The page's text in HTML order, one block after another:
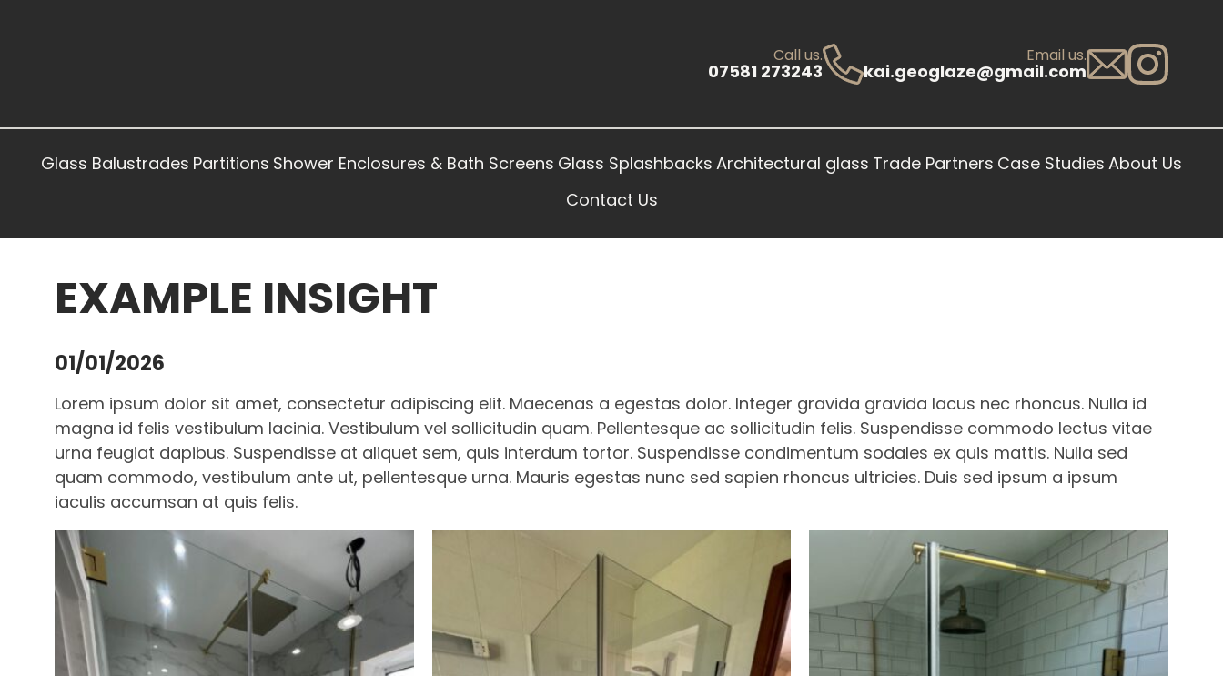
Call us.
07581 273243
Email us.
kai.geoglaze@gmail.com
Glass Balustrades Partitions Shower Enclosures & Bath Screens Glass Splashbacks Architectural glass Trade Partners Case Studies About Us
Contact Us
EXAMPLE INSIGHT
01/01/2026
Lorem ipsum dolor sit amet, consectetur adipiscing elit. Maecenas a egestas dolor. Integer gravida gravida lacus nec rhoncus. Nulla id
magna id felis vestibulum lacinia. Vestibulum vel sollicitudin quam. Pellentesque ac sollicitudin felis. Suspendisse commodo lectus vitae
urna feugiat dapibus. Suspendisse at aliquet sem, quis interdum tortor. Suspendisse condimentum sodales ex quis mattis. Nulla sed
quam commodo, vestibulum ante ut, pellentesque urna. Mauris egestas nunc sed sapien rhoncus ultricies. Duis sed ipsum a ipsum
iaculis accumsan at quis felis.